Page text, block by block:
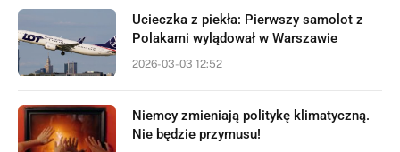
Ucieczka z piekła: Pierwszy samolot z
Polakami wylądował w Warszawie
2026-03-03 12:52
Niemcy zmieniają politykę klimatyczną.
Nie będzie przymusu!